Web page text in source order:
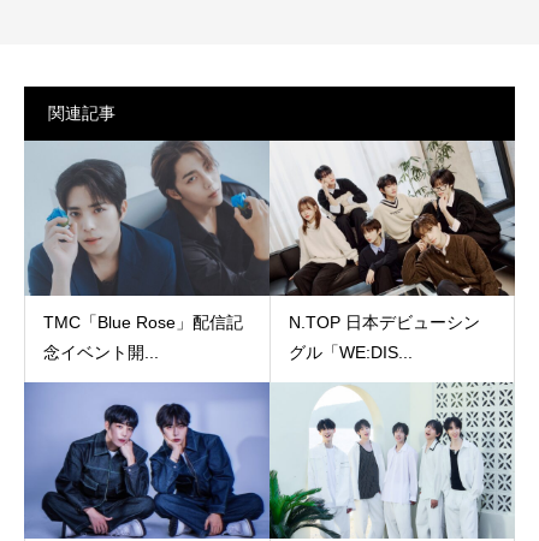
関連記事
TMC「Blue Rose」配信記
念イベント開...
N.TOP 日本デビューシン
グル「WE:DIS...